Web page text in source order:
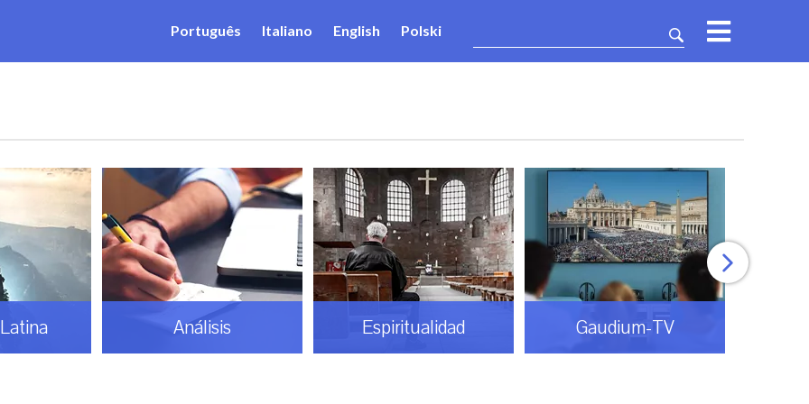
Português Italiano English Polski
Análisis Espiritualidad Gaudium-TV